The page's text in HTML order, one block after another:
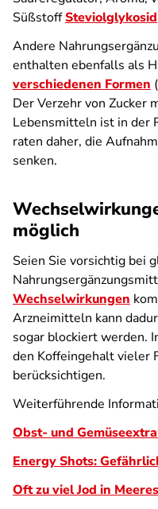
SüßstoffSteviolglykosid
Andere
enthalten ebenfalls als
verschiedenen Formen
Der Verzehr von Zucker
Lebensmitteln ist in der
raten daher, die
senken.
möglich
Seien Sie vorsichtig bei
Wechselwirkungen
Arzneimitteln kann
sogar blockiert werden.
den Koffeingehalt vieler
berücksichtigen.
Weiterführende
Obst- und
Energy Shots:
Oft zu viel Jod in